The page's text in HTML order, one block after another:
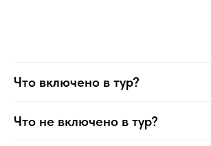
Что включено в тур?
Что не включено в тур?